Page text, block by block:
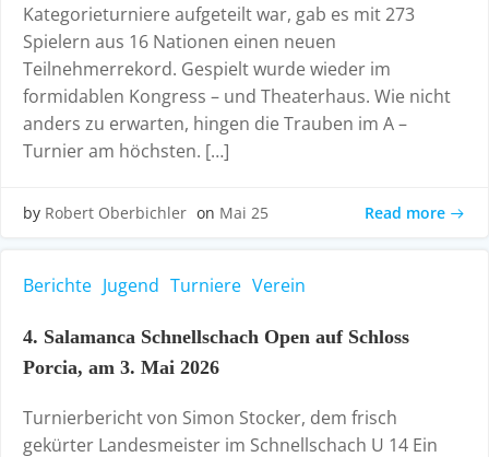
Kategorieturniere aufgeteilt war, gab es mit 273
Spielern aus 16 Nationen einen neuen
Teilnehmerrekord. Gespielt wurde wieder im
formidablen Kongress – und Theaterhaus. Wie nicht
anders zu erwarten, hingen die Trauben im A –
Turnier am höchsten. […]
by Robert Oberbichler on Mai 25 Read more
Berichte Jugend Turniere Verein
4. Salamanca Schnellschach Open auf Schloss
Porcia, am 3. Mai 2026
Turnierbericht von Simon Stocker, dem frisch
gekürter Landesmeister im Schnellschach U 14 Ein